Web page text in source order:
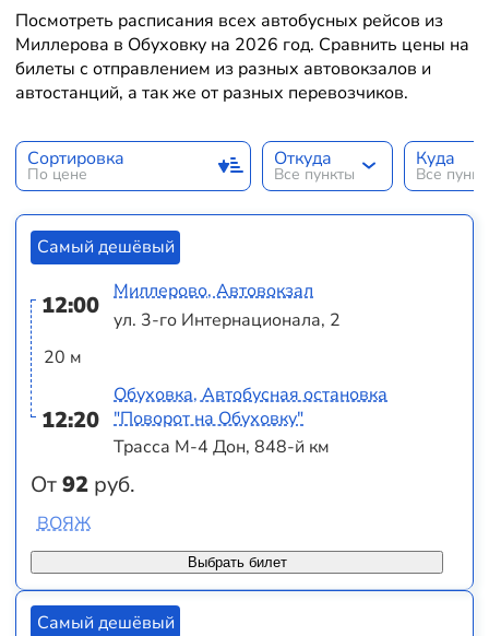
Посмотреть расписания всех автобусных рейсов из
Миллерова в Обуховку на 2026 год. Сравнить цены на
билеты с отправлением из разных автовокзалов и
автостанций, а так же от разных перевозчиков.
Сортировка
По цене
Откуда
Все пункты
Куда
Все
Самый дешёвый
12:00
20 м
12:20
От92 руб.
Миллерово, Автовокзал
ул. 3-го Интернационала, 2
Обуховка, Автобусная остановка
"Поворот на Обуховку"
Трасса М-4 Дон, 848-й км
Выбрать билет
ВОЯЖ
Самый дешёвый